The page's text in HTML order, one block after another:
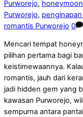
Purworejo,
Purworejo,
romantis Purworejo 0
Mencari tempat
pilihan pertama bagi
keistimewaannya.
romantis, jauh dari
jadi hidden gem yang
kawasan Purworejo,
sempurna antara